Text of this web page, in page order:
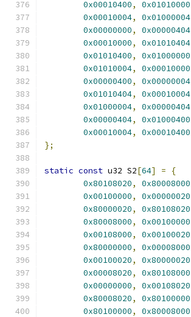
0x00010400, 0x01010000
0x00010004, 0x01000004
0x00000000, 0x00000404
0x00010000, 0x01010404
0x01010400, 0x01000000
0x01010004, 0x00010000
0x00000400, 0x00000004
0x01010404, 0x00010004
0x01000004, 0x00000404
0x00000404, 0x01000400
0x00010004, 0x00010400
};
static const u32 S2[64] =
{
0x80108020, 0x80008000
0x00100000, 0x00000020
0x80000020, 0x80108020
0x80008000, 0x00100000
0x00108000, 0x00100020
0x80000000, 0x00008000
0x00100020, 0x80000020
0x00008020, 0x80108000
0x00000000, 0x00108020
0x80008020, 0x80100000
0x80100000, 0x80008000